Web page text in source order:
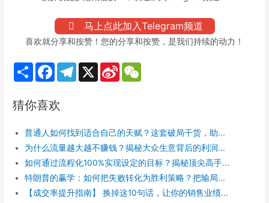
马上点此加入Telegram频道
喜欢就分享和按赞！您的分享和按赞，是我们持续的动力！
S
h
e
F
b
k
T
m
X
S
b
o
猜你喜欢
普通人如何找到适合自己的天赋？这套破局干货，助...
为什么流量越大越不赚钱？揭秘大众生意背后的利润...
如何通过流程化100%实现设定的目标？揭秘顶尖高手...
特朗普的赢学：如何把失败转化为胜利策略？把输局...
【成交率提升指南】 换掉这10句话，让你的销售业绩...